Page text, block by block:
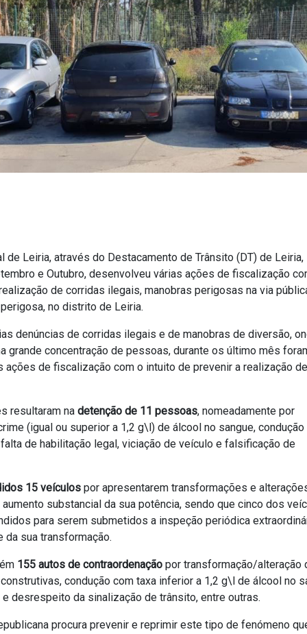
de Leiria, através do Destacamento de Trânsito (DT) de Leiria,
e Outubro, desenvolveu várias ações de fiscalização
de corridas ilegais, manobras perigosas na via
no distrito de Leiria.
denúncias de corridas ilegais e de manobras de diversão,
grande concentração de pessoas, durante os último mês
ações de fiscalização com o intuito de prevenir a realização
resultaram na detenção de 11 pessoas, nomeadamente por
(igual ou superior a 1,2 g\l) de álcool no sangue, condução
de habilitação legal, viciação de veículo e falsificação de
15 veículos por apresentarem transformações e
substancial da sua potência, sendo que cinco dos
para serem submetidos a inspeção periódica
da sua transformação.
155 autos de contraordenação por transformação/alteração
condução com taxa inferior a 1,2 g\l de álcool no
desrespeito da sinalização de trânsito, entre outras.
procura prevenir e reprimir este tipo de fenómeno